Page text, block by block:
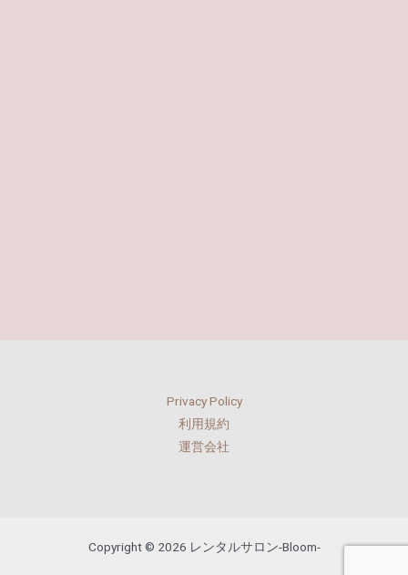
Privacy Policy
利用規約
運営会社
Copyright © 2026 レンタルサロン-Bloom-